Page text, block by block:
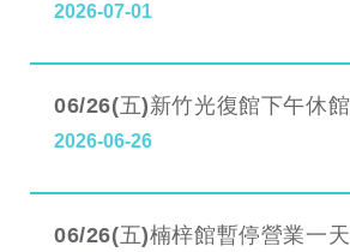
2026-07-01
06/26(五)新竹光復館下午休館
2026-06-26
06/26(五)楠梓館暫停營業一天